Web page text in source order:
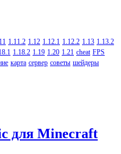
1.11.2 1.12 1.12.1 1.12.2 1.13 1.13.2
1.18.2 1.19 1.20 1.21 cheat FPS
карта сервер советы шейдеры
для Minecraft